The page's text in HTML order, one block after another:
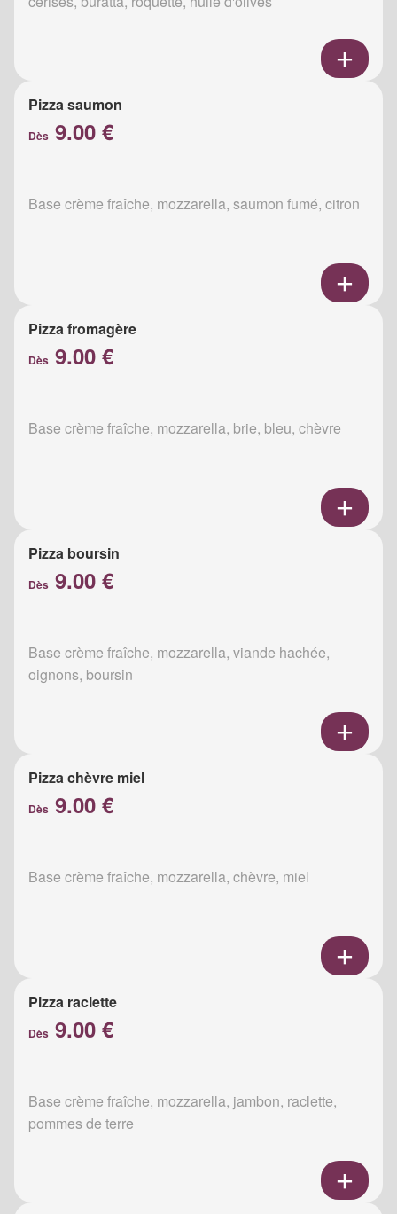
Pizza saumon
Dès 9.00 €
Base crème fraîche, mozzarella, saumon fumé, citron
Pizza fromagère
Dès 9.00 €
Base crème fraîche, mozzarella, brie, bleu, chèvre
Pizza boursin
Dès 9.00 €
Base crème fraîche, mozzarella, viande hachée,
oignons, boursin
Pizza chèvre miel
Dès 9.00 €
Base crème fraîche, mozzarella, chèvre, miel
Pizza raclette
Dès 9.00 €
Base crème fraîche, mozzarella, jambon, raclette,
pommes de terre